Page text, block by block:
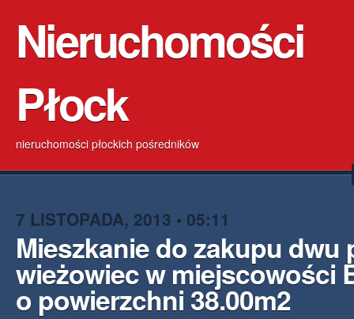
Nieruchomości
Płock
nieruchomości płockich pośredników
7 LISTOPADA, 2013 • 05:11
Mieszkanie do zakupu dwu
wieżowiec w miejscowości
o powierzchni 38.00m2